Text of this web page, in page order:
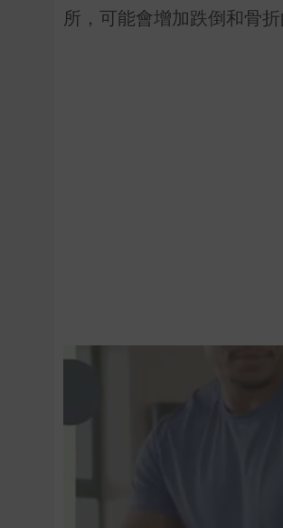
所，可能會增加跌倒和骨